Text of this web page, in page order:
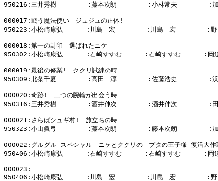
950216:三井秀樹        :藤本次朗        :小林常夫        :加
000017:戦う魔法使い　ジュジュの正体!
950223:小松崎康弘      :川島　宏        :川島　宏        :野
000018:第一の封印　選ばれたニケ!
950302:小松崎康弘      :石崎すすむ      :石崎すすむ      :岡
000019:最後の修業!　ククリ試練の時
950309:北条千夏        :高田　淳        :佐藤浩史        :浜
000020:奇跡!　二つの腕輪が出会う時
950316:三井秀樹        :酒井伸次        :酒井伸次        :田
000021:さらばシュギ村!　旅立ちの時
950323:小山眞弓        :藤本次朗        :藤本次朗        :加
000022:グルグル スペシャル　ニケとククリの　ブタの王子様 復活大
950406:小松崎康弘      :石崎すすむ      :石崎すすむ      :岡
000023:
950406:小松崎康弘      :川島　宏        :川島　宏        :野